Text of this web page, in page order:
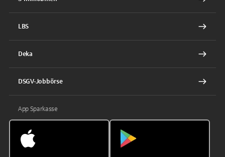
LBS
Deka
DSGV-Jobbörse
App Sparkasse